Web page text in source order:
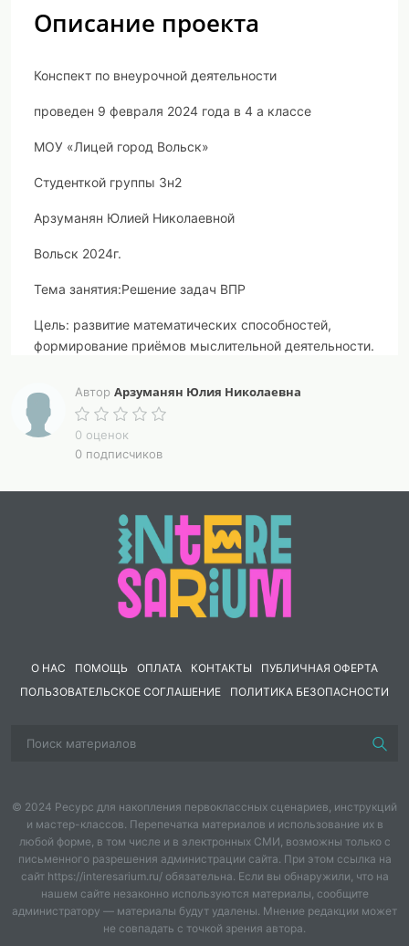
Описание проекта
Конспект по внеурочной деятельности
проведен 9 февраля 2024 года в 4 а классе
МОУ «Лицей город Вольск»
Студенткой группы 3н2
Арзуманян Юлией Николаевной
Вольск 2024г.
Тема занятия:Решение задач ВПР
Цель: развитие математических способностей,
формирование приёмов мыслительной деятельности.
 формировать приемы умственных операций
младших школьников (анализ, синтез, сравнение,
обобщение, классификация, аналогия), умения
 расширять кругозор учащихся в различных
областях математики.
 воспитывать интерес к предмету, стремление
использовать математические знания в
повседневной жизни.
IОрганизационный момент: слайд
сегодня у нас состоится математическое занятие.
-Поработаем с поговоркой, прочитаем её все
вместе,
Время всему научит.
- Как вы понимаете её?
Автор Арзуманян Юлия Николаевна
0 оценок
0 подписчиков
О НАС ПОМОЩЬ ОПЛАТА КОНТАКТЫ
ПУБЛИЧНАЯ ОФЕРТА
ПОЛЬЗОВАТЕЛЬСКОЕ СОГЛАШЕНИЕ
ПОЛИТИКА БЕЗОПАСНОСТИ
© 2024 Ресурс для накопления первоклассных сценариев, инструкций
и мастер-классов. Перепечатка материалов и использование их в
любой форме, в том числе и в электронных СМИ, возможны только с
письменного разрешения администрации сайта. При этом ссылка на
сайт https://interesarium.ru/ обязательна. Если вы обнаружили, что на
нашем сайте незаконно используются материалы, сообщите
администратору — материалы будут удалены. Мнение редакции может
не совпадать с точкой зрения автора.